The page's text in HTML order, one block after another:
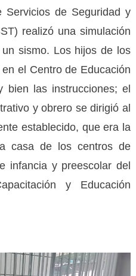
de Seguridad y
realizó una simulación
sismo. Los hijos de los
el Centro de Educación
bien las instrucciones; el
y obrero se dirigió al
establecido, que era la
casa de los centros de
infancia y preescolar del
y Educación